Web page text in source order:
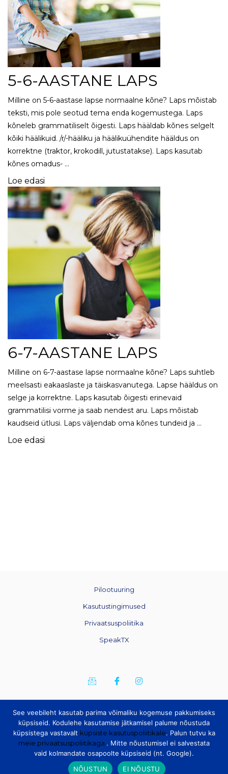
5-6-AASTANE LAPS
Milline on 5-6-aastase lapse normaalne kõne? Laps mõistab
teksti, mis pole seotud tema enda kogemustega. Laps
kõneleb grammatiliselt õigesti. Laps hääldab kõnes selgelt
kõiki häälikuid. /r/-hääliku ja häälikuühendite hääldus on
korrektne (traktor, krokodill, jutustatakse). Laps kasutab
kõnes omadus- …
Loe edasi
6-7-AASTANE LAPS
Milline on 6-7-aastase lapse normaalne kõne? Laps suhtleb
meelsasti eakaaslaste ja täiskasvanutega. Lapse hääldus on
selge ja korrektne. Laps kasutab õigesti erinevaid
grammatilisi vorme ja saab nendest aru. Laps mõistab
kaudseid ütlusi. Laps väljendab oma kõnes tundeid ja …
Loe edasi
Pilootuuring
Kasutustingimused
Privaatsuspoliitika
SpeakTX
See veebileht kasutab parima võimaliku kogemuse pakkumiseks
küpsiseid. Kodulehe kasutamise jätkamisel palume nõustuda
küpsistega vastavalt küpsiste kasutuspoliitikale. Palun tutvu ka
meie privaatsuspoliitikaga. . Mitte nõustumisel ei salvestata
vaid kolmandate osapoolte küpsiseid (nt. Google).
NÕUSTUN
EI NÕUSTU